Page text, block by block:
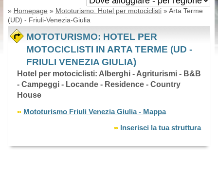
» Homepage » Mototurismo: Hotel per motociclisti» Arta Terme
(UD) - Friuli-Venezia-Giulia
MOTOTURISMO: HOTEL PER
MOTOCICLISTI IN ARTA TERME (UD -
FRIULI VENEZIA GIULIA)
Hotel per motociclisti: Alberghi - Agriturismi - B&B
- Campeggi - Locande - Residence - Country
House
Mototurismo Friuli Venezia Giulia - Mappa
Inserisci la tua struttura